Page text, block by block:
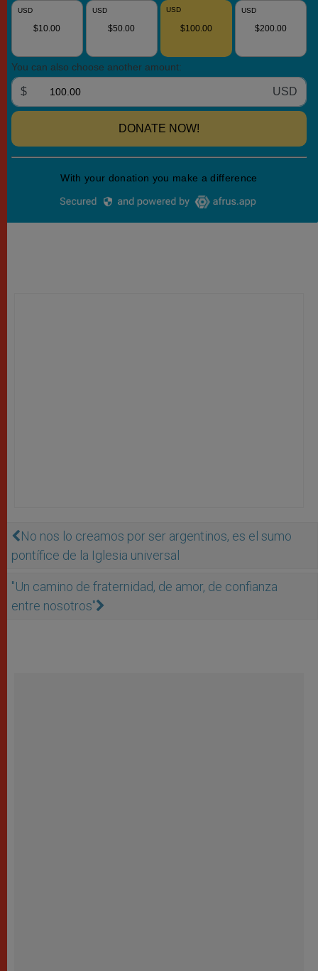
No nos lo creamos por ser argentinos, es el sumo
pontífice de la Iglesia universal
''Un camino de fraternidad, de amor, de confianza
entre nosotros''